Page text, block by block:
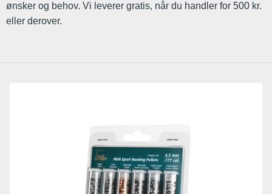
ønsker og behov. Vi leverer gratis, når du handler for 500 kr.
eller derover.